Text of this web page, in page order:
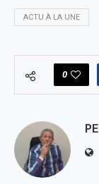
ACTU À LA UNE
0